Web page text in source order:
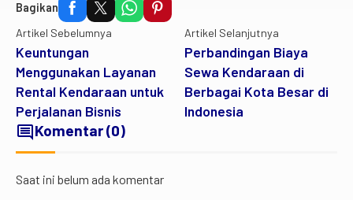
Bagikan
Artikel Sebelumnya
Keuntungan
Menggunakan Layanan
Rental Kendaraan untuk
Perjalanan Bisnis
Artikel Selanjutnya
Perbandingan Biaya
Sewa Kendaraan di
Berbagai Kota Besar di
Indonesia
commentKomentar (0)
Saat ini belum ada komentar